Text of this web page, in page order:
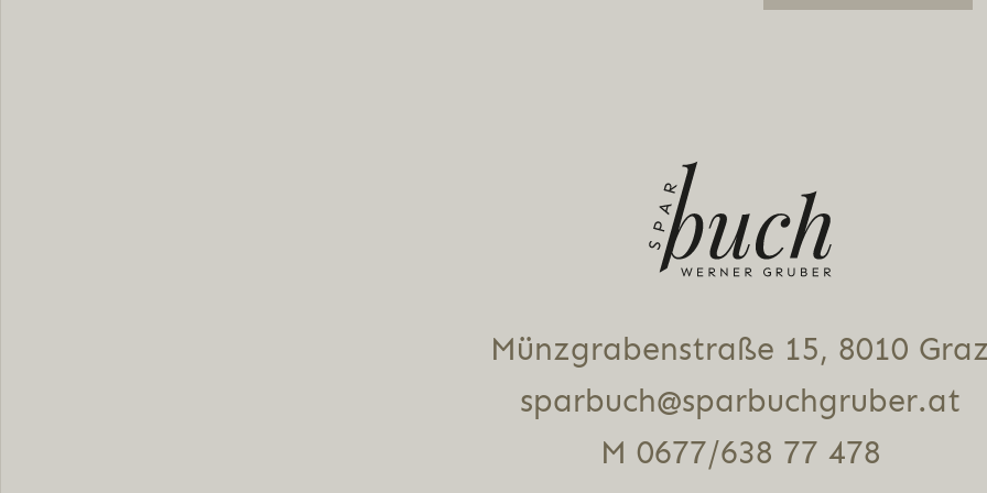
Münz­gra­ben­stra­ße 15, 8010
sparbuch@sparbuchgruber.at
M 0677/638 77 478